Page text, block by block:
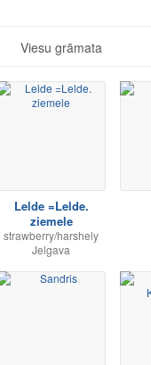
Viesu grāmata
Lelde =Lelde.
ziemele
strawberry/harshely
Jelgava